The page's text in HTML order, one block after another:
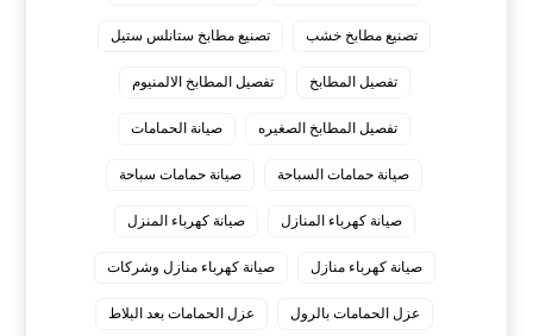
تصنيع مطابخ خشب تصنيع مطابخ ستانلس ستيل
تفصيل المطابخ تفصيل المطابخ الالمنيوم
تفصيل المطابخ الصغيره صيانة الحمامات
صيانة حمامات السباحة صيانة حمامات سباحة
صيانة كهرباء المنازل صيانة كهرباء المنزل
صيانة كهرباء منازل صيانة كهرباء منازل وشركات
عزل الحمامات بالرول عزل الحمامات بعد البلاط